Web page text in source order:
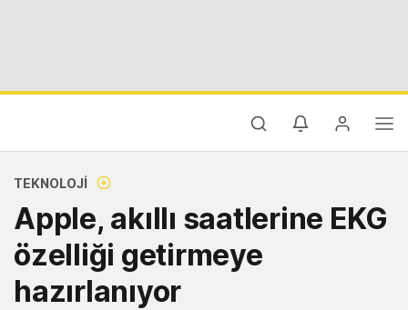
TEKNOLOJI
Apple, akıllı saatlerine EKG
özelliği getirmeye
hazırlanıyor